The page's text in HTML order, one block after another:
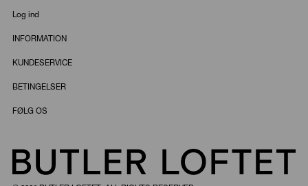
Log ind
INFORMATION
KUNDESERVICE
BETINGELSER
FØLG OS